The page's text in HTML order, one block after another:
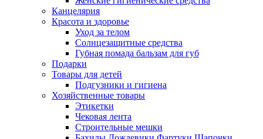
Канцелярия
Красота и здоровье
Уход за телом
Солнцезащитные средства
Губная помада бальзам для губ
Подарки
Товары для детей
Подгузники и гигиена
Хозяйственные товары
Этикетки
Чековая лента
Строительные мешки